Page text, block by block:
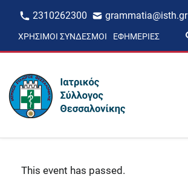
2310262300 grammatia@isth.gr
ΧΡΉΣΙΜΟΙ ΣΎΝΔΕΣΜΟΙ ΕΦΗΜΕΡΊΕΣ
This event has passed.